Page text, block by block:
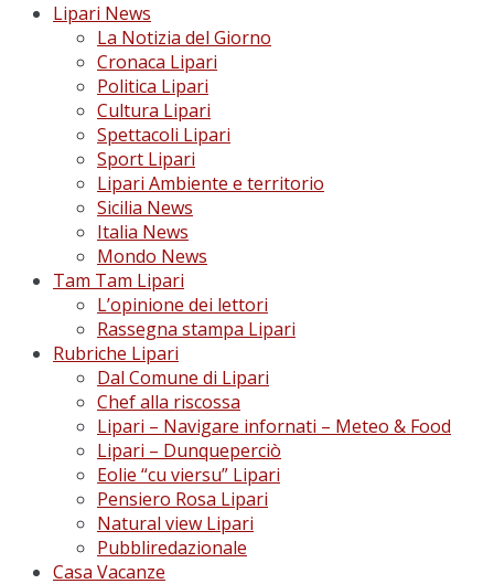
Lipari News
La Notizia del Giorno
Cronaca Lipari
Politica Lipari
Cultura Lipari
Spettacoli Lipari
Sport Lipari
Lipari Ambiente e territorio
Sicilia News
Italia News
Mondo News
Tam Tam Lipari
L’opinione dei lettori
Rassegna stampa Lipari
Rubriche Lipari
Dal Comune di Lipari
Chef alla riscossa
Lipari – Navigare infornati – Meteo & Food
Lipari – Dunqueperciò
Eolie “cu viersu” Lipari
Pensiero Rosa Lipari
Natural view Lipari
Pubbliredazionale
Casa Vacanze